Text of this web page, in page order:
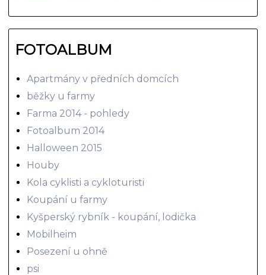
FOTOALBUM
Apartmány v předních domcích
běžky u farmy
Farma 2014 - pohledy
Fotoalbum 2014
Halloween 2015
Houby
Kola cyklisti a cykloturisti
Koupání u farmy
Kyšperský rybník - koupání, lodička
Mobilheim
Posezení u ohně
psi